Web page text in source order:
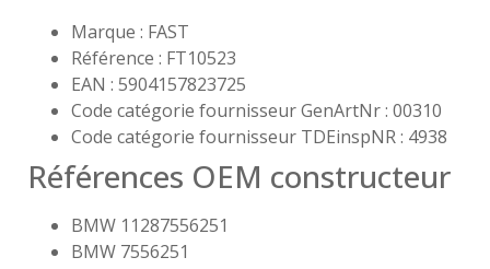
Marque : FAST
Référence : FT10523
EAN : 5904157823725
Code catégorie fournisseur GenArtNr : 00310
Code catégorie fournisseur TDEinspNR : 4938
Références OEM constructeur
BMW 11287556251
BMW 7556251